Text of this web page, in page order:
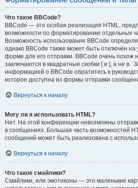
Что такое BBCode?
BBCode — это особая реализация HTML,
возможности по форматированию отдельных
Возможность использования BBCode
однако BBCode также может быть отключён
форме для его отправки. BBCode очень похож
заключаются в квадратные скобки [ и ], а не в .
информацией о BBCode обратитесь к
которое доступна из формы отправки
Вернуться к началу
Могу ли я использовать HTML?
Нет. На этой конференции невозможны
в сообщениях. Большая часть возможностей
сообщений может быть реализована с
Вернуться к началу
Что такое смайлики?
Смайлики, или эмотиконы — это маленькие